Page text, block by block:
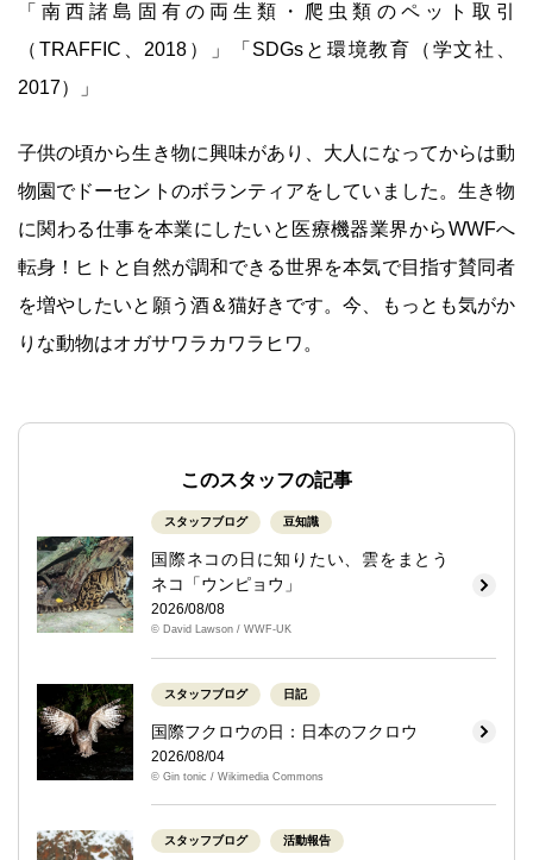
「南西諸島固有の両生類・爬虫類のペット取引
（TRAFFIC、2018）」「SDGsと環境教育（学文社、
2017）」
子供の頃から生き物に興味があり、大人になってからは動
物園でドーセントのボランティアをしていました。生き物
に関わる仕事を本業にしたいと医療機器業界からWWFへ
転身！ヒトと自然が調和できる世界を本気で目指す賛同者
を増やしたいと願う酒＆猫好きです。今、もっとも気がか
りな動物はオガサワラカワラヒワ。
このスタッフの記事
スタッフブログ 豆知識
国際ネコの日に知りたい、雲をまとう
ネコ「ウンピョウ」
2026/08/08
© David Lawson / WWF-UK
スタッフブログ 日記
国際フクロウの日：日本のフクロウ
2026/08/04
© Gin tonic / Wikimedia Commons
スタッフブログ 活動報告